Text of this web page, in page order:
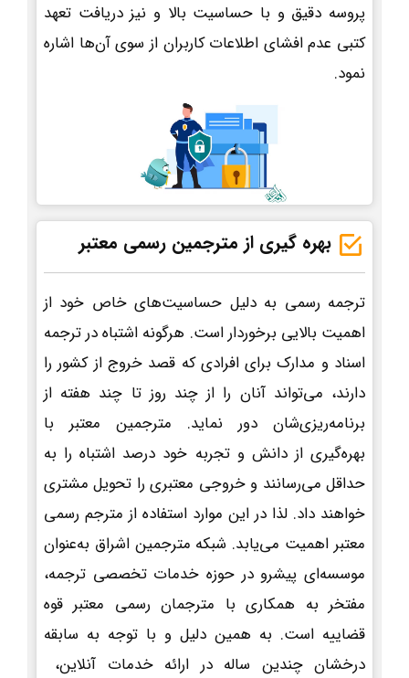
پروسه دقیق و با حساسیت بالا و نیز دریافت تعهد
کتبی عدم افشای اطلاعات کاربران از سوی آن‌ها اشاره
نمود.
بهره گیری از مترجمین رسمی معتبر
ترجمه رسمی به دلیل حساسیت‌های خاص خود از
اهمیت بالایی برخوردار است. هرگونه اشتباه در ترجمه
اسناد و مدارک برای افرادی که قصد خروج از کشور را
دارند، می‌تواند آنان را از چند روز تا چند هفته از
برنامه‌ریزی‌شان دور نماید. مترجمین معتبر با
بهره‌گیری از دانش و تجربه خود درصد اشتباه را به
حداقل می‌رسانند و خروجی معتبری را تحویل مشتری
خواهند داد. لذا در این موارد استفاده از مترجم رسمی
معتبر اهمیت می‌یابد. شبکه مترجمین اشراق به‌عنوان
موسسه‌ای پیشرو در حوزه خدمات تخصصی ترجمه،
مفتخر به همکاری با مترجمان رسمی معتبر قوه
قضاییه است. به همین دلیل و با توجه به سابقه
درخشان چندین ساله در ارائه خدمات آنلاین،